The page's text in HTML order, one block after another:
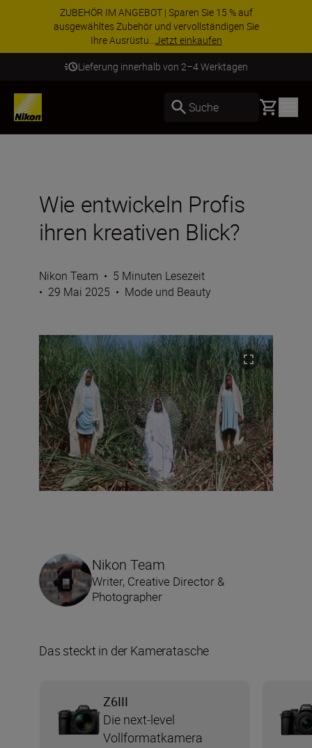
ZUBEHÖR IM ANGEBOT | Sparen Sie 15 % auf
ausgewähltes Zubehör und vervollständigen Sie
Ihre Ausrüstu...Jetzt einkaufen
Lieferung innerhalb von 2–4 Werktagen
Suche Basket
Wie entwickeln Profis
ihren kreativen Blick?
Nikon Team • 5 Minuten Lesezeit
• 29 Mai 2025 • Mode und Beauty
Nikon Team
Writer, Creative Director &
Photographer
Das steckt in der Kameratasche
Z6III
Die next-level
Vollformatkamera